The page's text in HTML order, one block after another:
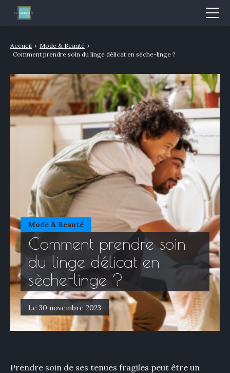
Mode & Beauté
Comment prendre soin
du linge délicat en
sèche-linge ?
Le 30 novembre 2023
Accueil › Mode & Beauté ›
Comment prendre soin du linge délicat en sèche-linge ?
Prendre soin de ses tenues fragiles peut être un
Bien-être & Santé
Nutrition
Sport
Bio/Naturel
GLOSSAIRE